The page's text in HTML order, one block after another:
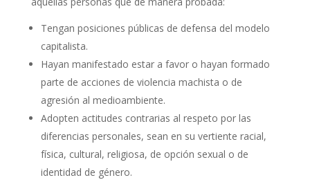
Tengan posiciones públicas de defensa del modelo
capitalista.
Hayan manifestado estar a favor o hayan formado
parte de acciones de violencia machista o de
agresión al medioambiente.
Adopten actitudes contrarias al respeto por las
diferencias personales, sean en su vertiente racial,
física, cultural, religiosa, de opción sexual o de
identidad de género.